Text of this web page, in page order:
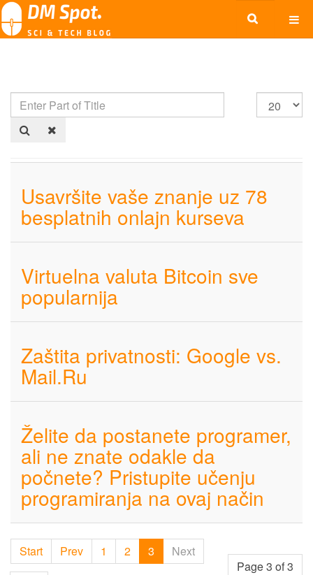
Usavršite vaše znanje uz 78
besplatnih onlajn kurseva
Virtuelna valuta Bitcoin sve
popularnija
Zaštita privatnosti: Google vs.
Mail.Ru
Želite da postanete programer,
ali ne znate odakle da
počnete? Pristupite učenju
programiranja na ovaj način
Page 3 of 3
Start Prev 1 2 3 Next